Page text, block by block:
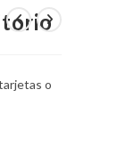
o